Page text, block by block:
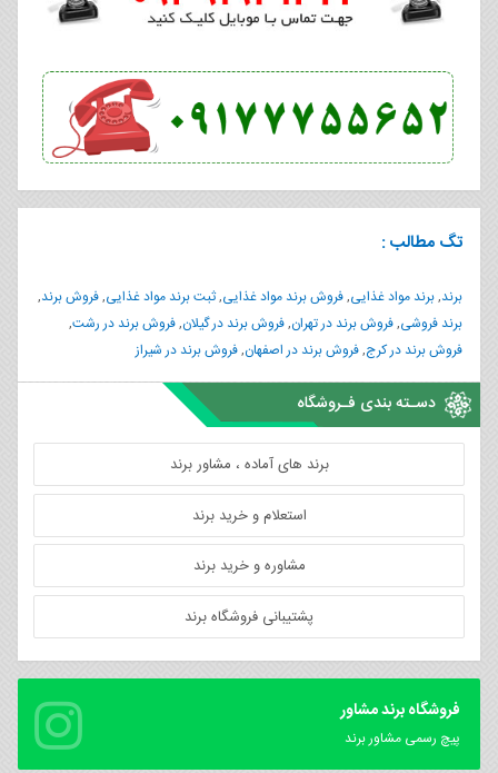
تگ مطالب :
برند,برند مواد غذایی,فروش برند مواد غذایی,ثبت برند مواد غذایی,فروش برند,
برند فروشی,فروش برند در تهران,فروش برند در گیلان,فروش برند در رشت,
فروش برند در کرج,فروش برند در اصفهان,فروش برند در شیراز
دسـته بندی فـروشگاه
برند های آماده ، مشاور برند
استعلام و خرید برند
مشاوره و خرید برند
پشتیبانی فروشگاه برند
فروشگاه برند مشاور
پیچ رسمی مشاور برند